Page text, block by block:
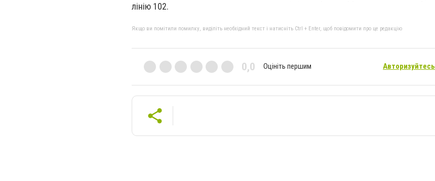
лінію 102.
Якщо ви помітили помилку, виділіть необхідний текст і натисніть Ctrl + Enter, щоб повідомити про це редакцію
0,0 Оцініть першим Авторизуйтесь